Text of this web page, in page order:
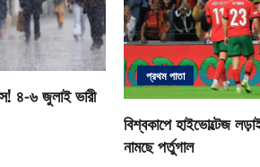
৪-৬ জুলাই ভারী
প্রথম পাতা
বিশ্বকাপে হাইভোল্টেজ
নামছে পর্তুগাল